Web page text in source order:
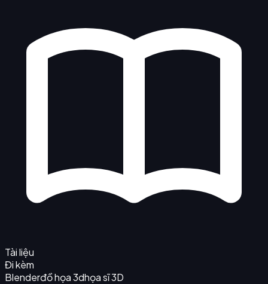
Tài liệu
Đi kèm
Blenderđồ họa 3dhọa sĩ 3D